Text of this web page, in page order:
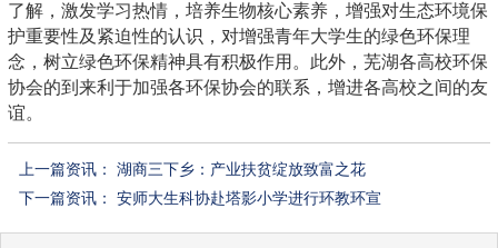
了解，激发学习热情，培养生物核心素养，增强对生态环境保
护重要性及紧迫性的认识，对增强青年大学生的绿色环保理
念，树立绿色环保精神具有积极作用。此外，芜湖各高校环保
协会的到来利于加强各环保协会的联系，增进各高校之间的友
谊。
上一篇资讯： 湖商三下乡：产业扶贫绽放致富之花
下一篇资讯： 安师大生科协赴塔影小学进行环教环宣